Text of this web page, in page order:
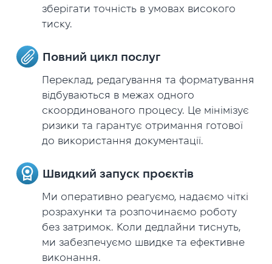
зберігати точність в умовах високого
тиску.
Повний цикл послуг
Переклад, редагування та форматування
відбуваються в межах одного
скоординованого процесу. Це мінімізує
ризики та гарантує отримання готової
до використання документації.
Швидкий запуск проєктів
Ми оперативно реагуємо, надаємо чіткі
розрахунки та розпочинаємо роботу
без затримок. Коли дедлайни тиснуть,
ми забезпечуємо швидке та ефективне
виконання.